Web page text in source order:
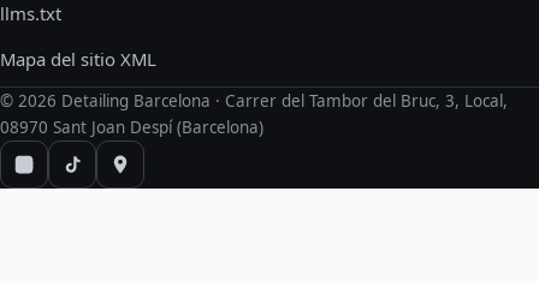
llms.txt
Mapa del sitio XML
© 2026 Detailing Barcelona · Carrer del Tambor del Bruc, 3, Local,
08970 Sant Joan Despí (Barcelona)